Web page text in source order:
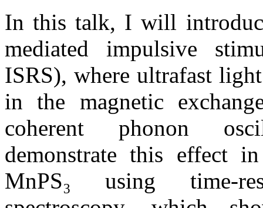
In this talk, I will
mediated impulsive
ISRS), where ultrafast
in the magnetic
coherent phonon
demonstrate this effect
MnPS₃ using time-